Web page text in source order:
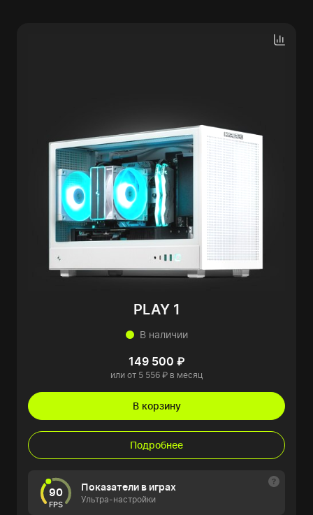
PLAY 1
В наличии
149 500 ₽
или от 5 556 ₽ в месяц
В корзину
Подробнее
90
FPS
Показатели в играх
Ультра-настройки